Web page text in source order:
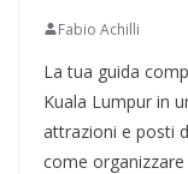
Fabio Achilli
La tua guida
Kuala Lumpur in
attrazioni e posti
come